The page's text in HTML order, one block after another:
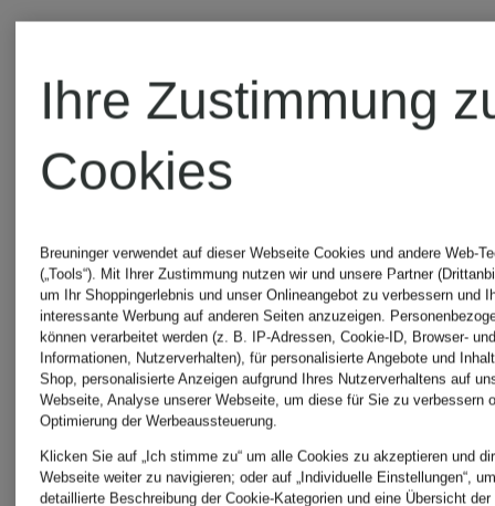
ONLY
Marlenehose
KIDS
ONLY
Ihre Zustimmung
Cookies
Breuninger verwendet auf dieser Webseite Cookies und andere Web-
(„Tools“). Mit Ihrer Zustimmung nutzen wir und unsere Partner
um Ihr Shoppingerlebnis und unser Onlineangebot zu verbessern und
interessante Werbung auf anderen Seiten anzuzeigen.
können verarbeitet werden (z. B. IP-Adressen, Cookie-ID, Browser-
Informationen, Nutzerverhalten), für personalisierte Angebote und
Shop, personalisierte Anzeigen aufgrund Ihres Nutzerverhaltens auf
Webseite, Analyse unserer Webseite, um diese für Sie zu verbessern
Optimierung der Werbeaussteuerung.
Klicken Sie auf „Ich stimme zu“ um alle Cookies zu akzeptieren und
Webseite weiter zu navigieren; oder auf „Individuelle Einstellungen“,
detaillierte Beschreibung der Cookie-Kategorien und eine Übersicht